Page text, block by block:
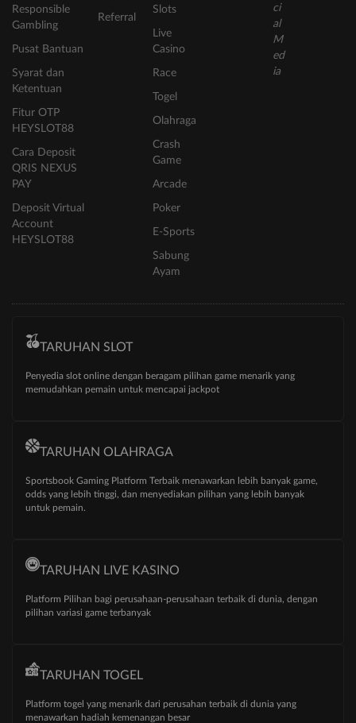
Responsible
Gambling
Pusat Bantuan
Syarat dan
Ketentuan
Fitur OTP
HEYSLOT88
Cara Deposit
QRIS NEXUS
PAY
Deposit Virtual
Account
HEYSLOT88
Referral
Slots
Live
Casino
Race
Togel
Olahraga
Crash
Game
Arcade
Poker
E-Sports
Sabung
Ayam
TARUHAN SLOT
Penyedia slot online dengan beragam pilihan game menarik yang
memudahkan pemain untuk mencapai jackpot
TARUHAN OLAHRAGA
Sportsbook Gaming Platform Terbaik menawarkan lebih banyak game,
odds yang lebih tinggi, dan menyediakan pilihan yang lebih banyak
untuk pemain.
TARUHAN LIVE KASINO
Platform Pilihan bagi perusahaan-perusahaan terbaik di dunia, dengan
pilihan variasi game terbanyak
TARUHAN TOGEL
Platform togel yang menarik dari perusahan terbaik di dunia yang
menawarkan hadiah kemenangan besar